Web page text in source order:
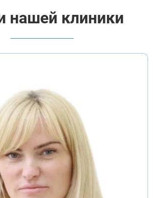
нашей клиники